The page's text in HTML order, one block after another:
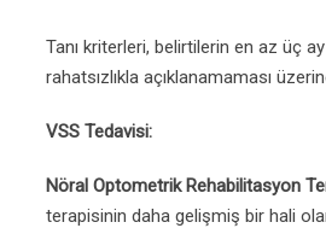
Tanı kriterleri, belirtilerin en az üç
rahatsızlıkla açıklanamaması
VSS Tedavisi:
Nöral Optometrik Rehabilitasyon
terapisinin daha gelişmiş bir hali